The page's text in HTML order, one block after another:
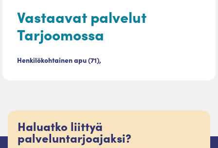
Vastaavat palvelut
Tarjoomossa
Henkilökohtainen apu (71),
Haluatko liittyä
palveluntarjoajaksi?